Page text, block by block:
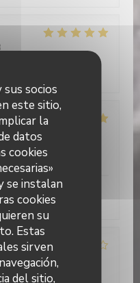
socios
este sitio,
la
datos
cookies
se instalan
cookies
su
Estas
sirven
del sitio,
:
: 5/5 Calidad / Precio
fourneaux...
4 /5 Calidad / Precio